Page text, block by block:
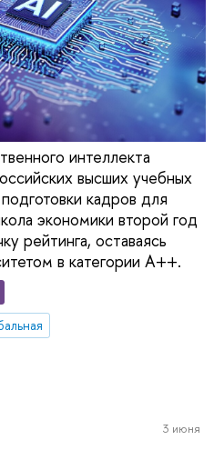
интеллекта
высших учебных
кадров для
экономики второй год
рейтинга, оставаясь
в категории A++.
3 июня